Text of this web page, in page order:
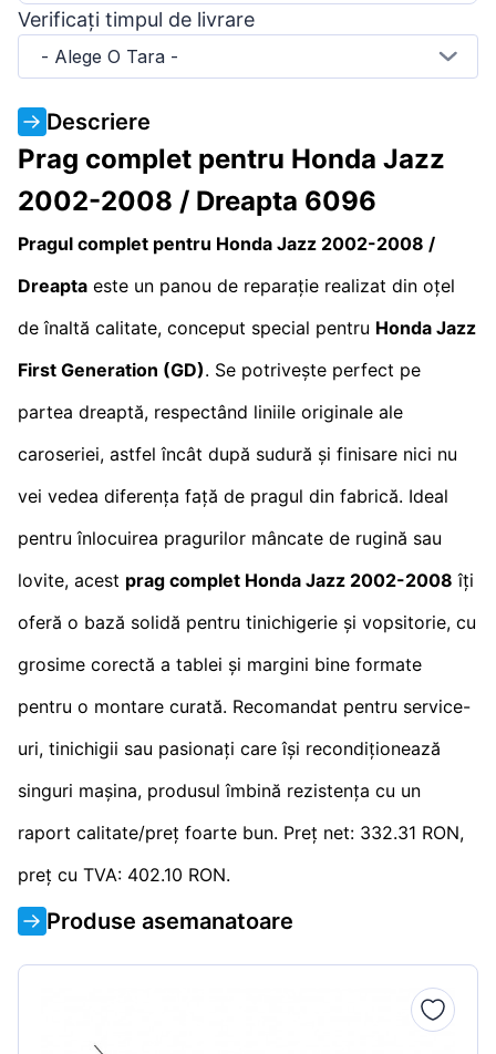
Verificați timpul de livrare
- Alege O Tara -
Descriere
Prag complet pentru Honda Jazz
2002-2008 / Dreapta 6096
Pragul complet pentru Honda Jazz 2002-2008 /
Dreapta este un panou de reparație realizat din oțel
de înaltă calitate, conceput special pentru Honda Jazz
First Generation (GD). Se potrivește perfect pe
partea dreaptă, respectând liniile originale ale
caroseriei, astfel încât după sudură și finisare nici nu
vei vedea diferența față de pragul din fabrică. Ideal
pentru înlocuirea pragurilor mâncate de rugină sau
lovite, acest prag complet Honda Jazz 2002-2008 îți
oferă o bază solidă pentru tinichigerie și vopsitorie, cu
grosime corectă a tablei și margini bine formate
pentru o montare curată. Recomandat pentru service-
uri, tinichigii sau pasionați care își recondiționează
singuri mașina, produsul îmbină rezistența cu un
raport calitate/preț foarte bun. Preț net: 332.31 RON,
preț cu TVA: 402.10 RON.
Produse asemanatoare